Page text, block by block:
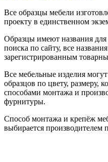
Все образцы мебели
проекту в единственном
Образцы имеют названия для
поиска по сайту, все
зарегистрированным
Все мебельные изделия
образцов по цвету, размеру,
способами монтажа и
фурнитуры.
Способ монтажа и крепёж
выбирается производителем